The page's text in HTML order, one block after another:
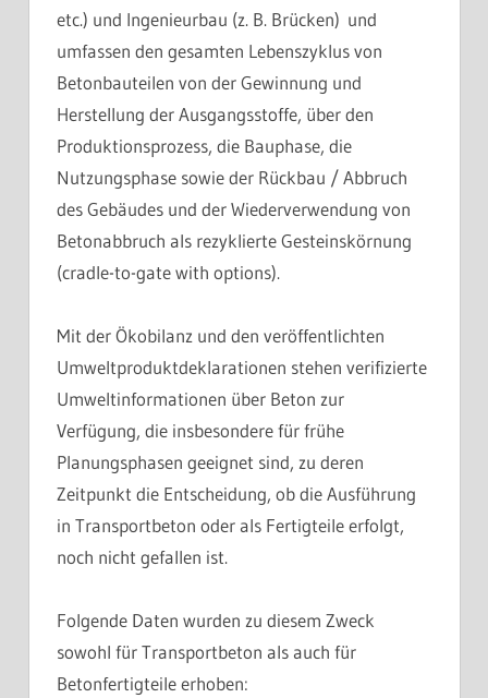
etc.) und Ingenieurbau (z. B. Brücken) und
umfassen den gesamten Lebenszyklus von
Betonbauteilen von der Gewinnung und
Herstellung der Ausgangsstoffe, über den
Produktionsprozess, die Bauphase, die
Nutzungsphase sowie der Rückbau / Abbruch
des Gebäudes und der Wiederverwendung von
Betonabbruch als rezyklierte Gesteinskörnung
(cradle-to-gate with options).
Mit der Ökobilanz und den veröffentlichten
Umweltproduktdeklarationen stehen verifizierte
Umweltinformationen über Beton zur
Verfügung, die insbesondere für frühe
Planungsphasen geeignet sind, zu deren
Zeitpunkt die Entscheidung, ob die Ausführung
in Transportbeton oder als Fertigteile erfolgt,
noch nicht gefallen ist.
Folgende Daten wurden zu diesem Zweck
sowohl für Transportbeton als auch für
Betonfertigteile erhoben: